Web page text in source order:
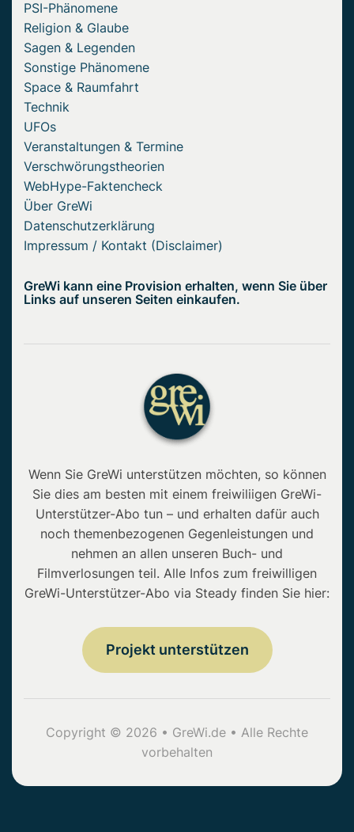
PSI-Phänomene
Religion & Glaube
Sagen & Legenden
Sonstige Phänomene
Space & Raumfahrt
Technik
UFOs
Veranstaltungen & Termine
Verschwörungstheorien
WebHype-Faktencheck
Über GreWi
Datenschutzerklärung
Impressum / Kontakt (Disclaimer)
GreWi kann eine Provision erhalten, wenn Sie über
Links auf unseren Seiten einkaufen.
Wenn Sie GreWi unterstützen möchten, so können
Sie dies am besten mit einem freiwiliigen GreWi-
Unterstützer-Abo tun – und erhalten dafür auch
noch themenbezogenen Gegenleistungen und
nehmen an allen unseren Buch- und
Filmverlosungen teil. Alle Infos zum freiwilligen
GreWi-Unterstützer-Abo via Steady finden Sie hier:
Projekt unterstützen
Copyright © 2026 • GreWi.de • Alle Rechte
vorbehalten